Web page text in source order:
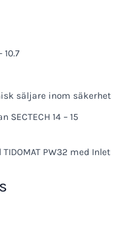
10.7
säljare inom säkerhet
14 – 15
PW32 med Inlet